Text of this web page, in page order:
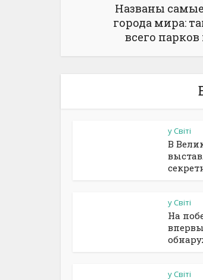
Названы
города мира:
всего парков
у Світі
В
у Світі
На
у Світі